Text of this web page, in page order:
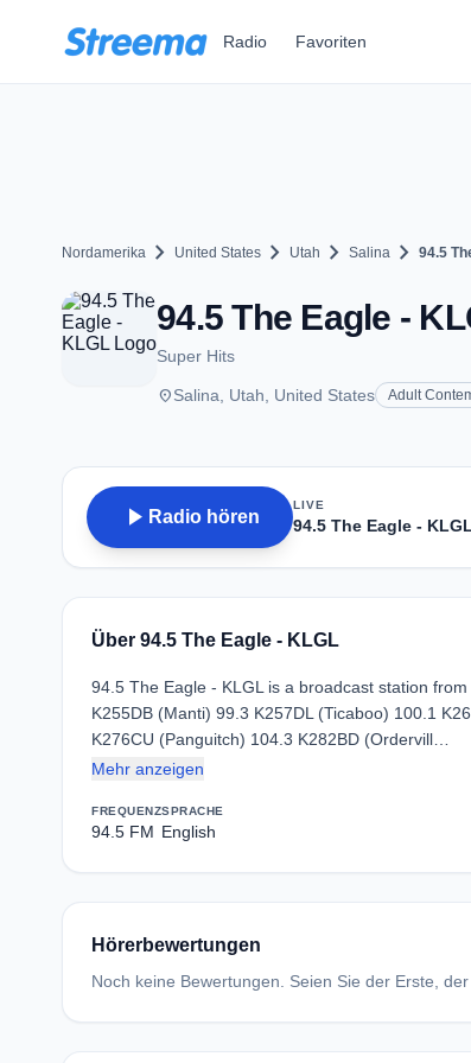
Radio Favoriten
Nordamerika chevron_right United States chevron_right Utah chevron_right Salina chevron_right 94.5
94.5 The Eagle -
Super Hits
placeSalina, Utah, United States Adult
play_arrow Radio hören
LIVE
94.5 The Eagle - KLGL
Über 94.5 The Eagle - KLGL
94.5 The Eagle - KLGL is a broadcast station
K255DB (Manti) 99.3 K257DL (Ticaboo) 100.1
K276CU (Panguitch) 104.3 K282BD (Ordervill…
Mehr anzeigen
FREQUENZ
94.5 FM
SPRACHE
English
Hörerbewertungen
Noch keine Bewertungen. Seien Sie der Erste,